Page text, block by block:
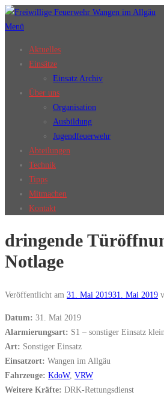
Zum
Inhalt
Menü
Aktuelles
Einsätze
Einsatz Archiv
Über uns
Organisation
Ausbildung
Jugendfeuerwehr
Abteilungen
Technik
Tipps
Mitmachen
Kontakt
dringende
Notlage
Veröffentlicht am 31. Mai 201931. Mai 2019
Datum: 31. Mai 2019
Alarmierungsart: S1 – sonstiger Einsatz klein
Art: Sonstiger Einsatz
Einsatzort: Wangen im Allgäu
Fahrzeuge: KdoW, VRW
Weitere Kräfte: DRK-Rettungsdienst